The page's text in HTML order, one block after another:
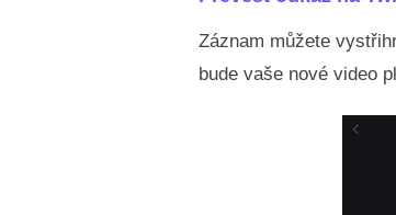
Záznam můžete
bude vaše nové video